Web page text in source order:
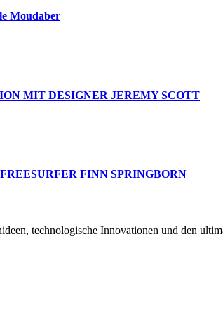
Moudaber
MIT DESIGNER JEREMY SCOTT
FINN SPRINGBORN
technologische Innovationen und den